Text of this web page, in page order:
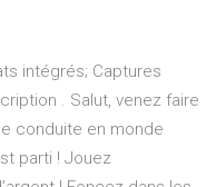
intégrés; Captures
. Salut, venez faire
conduite en monde
parti ! Jouez